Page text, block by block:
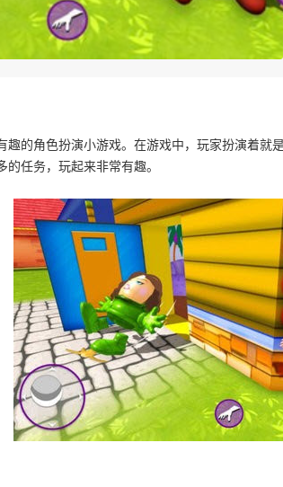
趣的角色扮演小游戏。在游戏中，玩家扮演着就
任务，玩起来非常有趣。